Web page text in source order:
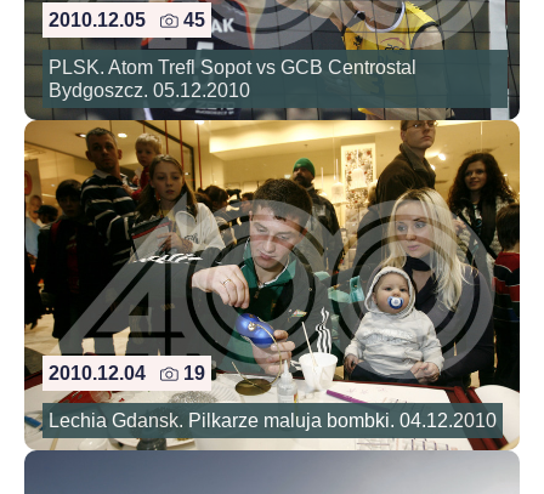
2010.12.05 45
PLSK. Atom Trefl Sopot vs GCB Centrostal
Bydgoszcz. 05.12.2010
2010.12.04 19
Lechia Gdansk. Pilkarze maluja bombki. 04.12.2010